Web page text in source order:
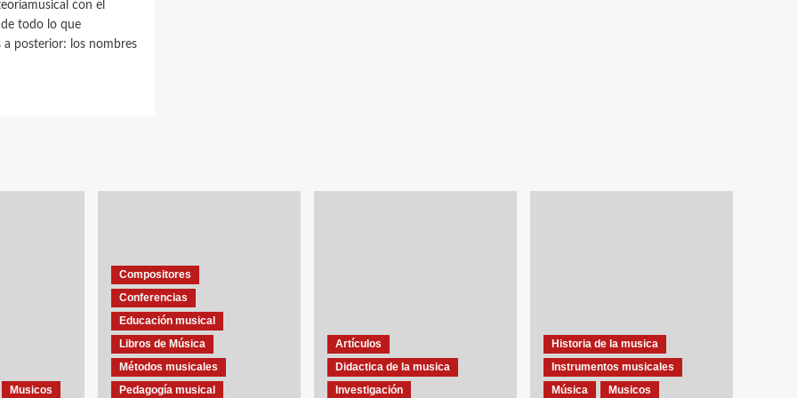
con el
todo lo que
a posterior: los nombres
Musicos
Compositores
Conferencias
Educación musical
Libros de Música
Métodos musicales
Pedagogía musical
Artículos
Didactica de la musica
Investigación
Historia de la musica
Instrumentos musicales
Música
Musicos